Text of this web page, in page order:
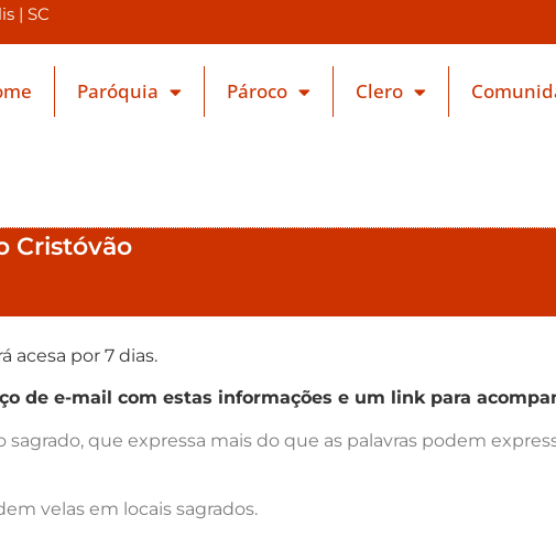
| SC
Paróquia Pároco Clero
Cristóvão
acesa por 7 dias.
de e-mail com estas informações e um link para
que expressa mais do que as palavras podem
velas em locais sagrados.